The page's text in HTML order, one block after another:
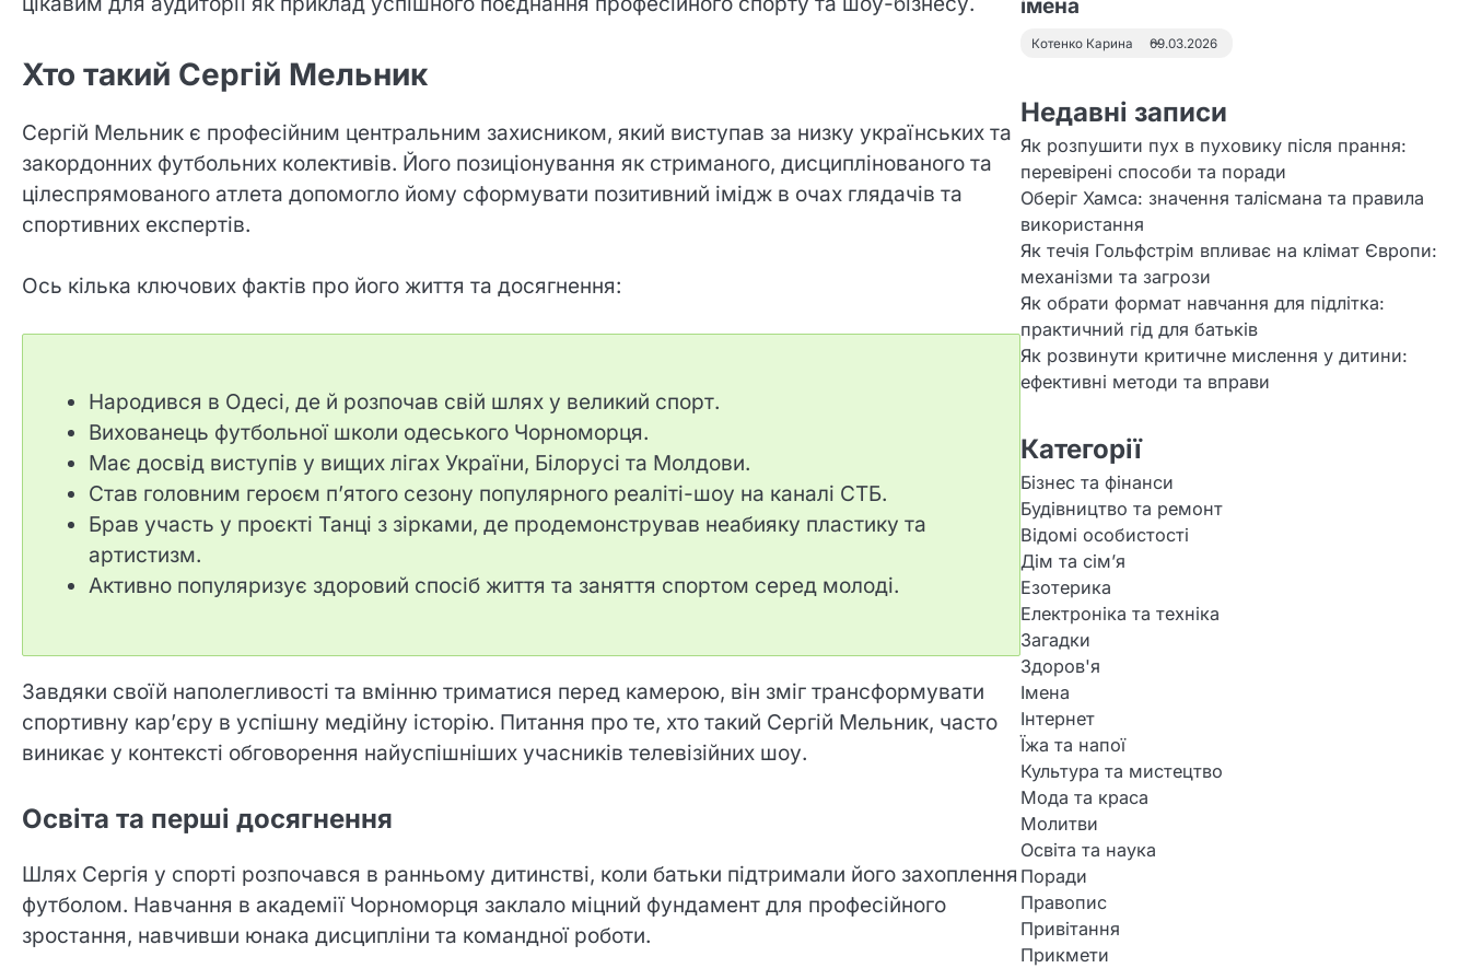
Хто такий Сергій Мельник
Сергій Мельник є професійним центральним захисником, який виступав за низку українських та
закордонних футбольних колективів. Його позиціонування як стриманого, дисциплінованого та
цілеспрямованого атлета допомогло йому сформувати позитивний імідж в очах глядачів та
спортивних експертів.
Ось кілька ключових фактів про його життя та досягнення:
Народився в Одесі, де й розпочав свій шлях у великий спорт.
Вихованець футбольної школи одеського Чорноморця.
Має досвід виступів у вищих лігах України, Білорусі та Молдови.
Став головним героєм п’ятого сезону популярного реаліті-шоу на каналі СТБ.
Брав участь у проєкті Танці з зірками, де продемонстрував неабияку пластику та
артистизм.
Активно популяризує здоровий спосіб життя та заняття спортом серед молоді.
Завдяки своїй наполегливості та вмінню триматися перед камерою, він зміг трансформувати
спортивну кар’єру в успішну медійну історію. Питання про те, хто такий Сергій Мельник, часто
виникає у контексті обговорення найуспішніших учасників телевізійних шоу.
Освіта та перші досягнення
Шлях Сергія у спорті розпочався в ранньому дитинстві, коли батьки підтримали його захоплення
футболом. Навчання в академії Чорноморця заклало міцний фундамент для професійного
зростання, навчивши юнака дисципліни та командної роботи.
імена
Котенко Карина 09.03.2026
Недавні записи
Як розпушити пух в пуховику після прання:
перевірені способи та поради
Оберіг Хамса: значення талісмана та правила
використання
Як течія Гольфстрім впливає на клімат Європи:
механізми та загрози
Як обрати формат навчання для підлітка:
практичний гід для батьків
Як розвинути критичне мислення у дитини:
ефективні методи та вправи
Категорії
Бізнес та фінанси
Будівництво та ремонт
Відомі особистості
Дім та сім’я
Езотерика
Електроніка та техніка
Загадки
Здоров'я
Імена
Інтернет
Їжа та напої
Культура та мистецтво
Мода та краса
Молитви
Освіта та наука
Поради
Правопис
Привітання
Прикмети